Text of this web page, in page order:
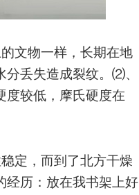
文物一样，长期在地
丢失造成裂纹。⑵、
度较低，摩氏硬度在
定，而到了北方干燥
经历：放在我书架上好